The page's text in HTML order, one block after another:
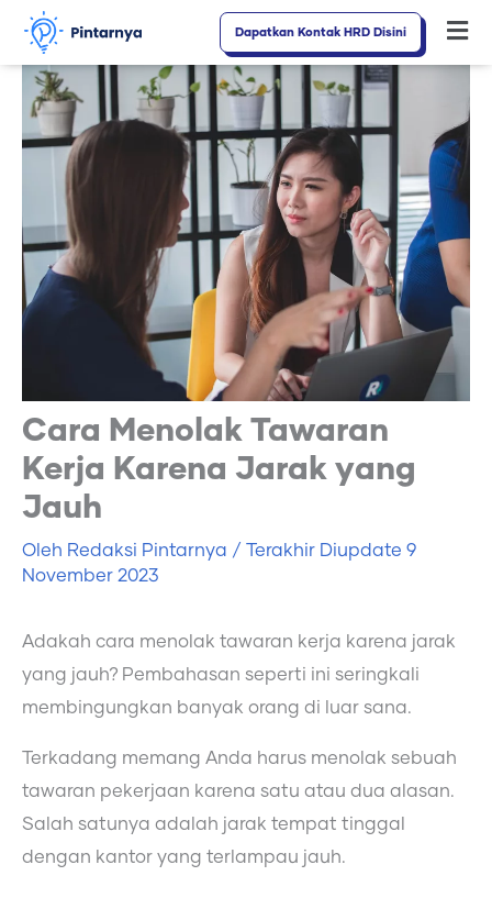
Lewati
konten
Dapatkan Kontak HRD Disini
Cara Menolak Tawaran
Kerja Karena Jarak yang
Jauh
Oleh Redaksi Pintarnya / Terakhir Diupdate 9
November 2023
Adakah cara menolak tawaran kerja karena jarak
yang jauh? Pembahasan seperti ini seringkali
membingungkan banyak orang di luar sana.
Terkadang memang Anda harus menolak sebuah
tawaran pekerjaan karena satu atau dua alasan.
Salah satunya adalah jarak tempat tinggal
dengan kantor yang terlampau jauh.